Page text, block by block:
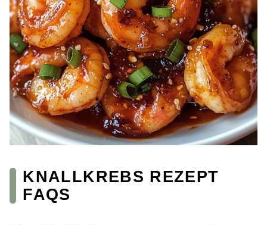
KNALLKREBS REZEPT
FAQS